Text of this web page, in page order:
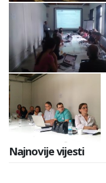
Najnovije vijesti